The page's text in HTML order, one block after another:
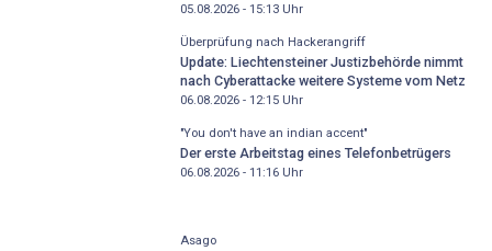
05.08.2026 - 15:13Uhr
Überprüfung nach Hackerangriff
Update: Liechtensteiner Justizbehörde nimmt
nach Cyberattacke weitere Systeme vom Netz
06.08.2026 - 12:15Uhr
"You don't have an indian accent"
Der erste Arbeitstag eines Telefonbetrügers
06.08.2026 - 11:16Uhr
Asago